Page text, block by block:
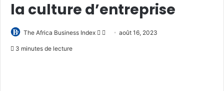
la culture d’entreprise
The Africa Business Index
Follow
Envoyeraoût 16, 2023
3 minutes de lecture